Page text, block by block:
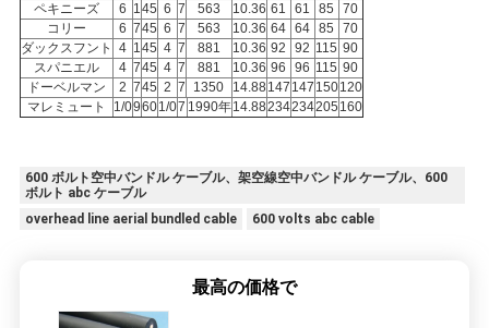
し
な
さ
地
ペキニーズ
6 145 6 7 563 10.36 61 61 85
70
コリー
6 745 6 7 563 10.36 64 64 85
70
ダックスフント
4 145 4 7 881 10.36 92 92 115 90
スパニエル
4 745 4 7 881 10.36 96 96 115 90
ドーベルマン
2 745 2 7 1350 14.88147 147 150120
マレミュート
1/09601/07 1990年14.88234234205 160
600 ボルト空中バンドル ケーブル、架空線空中バンドル ケーブル、600
ボルト abc ケーブル
overhead line aerial bundled cable
600 volts abc cable
最高の価格で